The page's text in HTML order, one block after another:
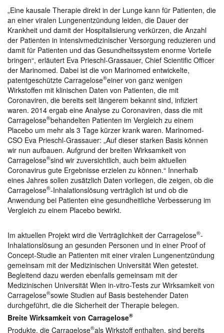
„Eine kausale Therapie direkt in der Lunge kann für Patienten, die
an einer viralen Lungenentzündung leiden, die Dauer der
Krankheit und damit der Hospitalisierung verkürzen, die Anzahl
der Patienten in intensivmedizinischer Versorgung reduzieren und
damit für Patienten und das Gesundheitssystem enorme Vorteile
bringen“, erläutert Eva Prieschl-Grassauer, Chief Scientific Officer
der Marinomed. Dabei ist die von Marinomed entwickelte,
patentgeschützte Carragelose®einer von ganz wenigen
Wirkstoffen mit klinischen Daten von Patienten, die mit
Coronaviren, die bereits seit längerem bekannt sind, infiziert
waren. 2014 ergab eine Analyse zu Coronaviren, dass die mit
Carragelose®behandelten Patienten im Vergleich zu einem
Placebo um mehr als 3 Tage kürzer krank waren. Marinomed-
CSO Eva Prieschl-Grassauer: „Auf dieser starken Basis können
wir nun aufbauen. Aufgrund der breiten Wirksamkeit von
Carragelose®sind wir zuversichtlich, auch beim aktuellen
Coronavirus gute Ergebnisse erzielen zu können.“ Innerhalb
eines Jahres sollen zusätzlich Daten vorliegen, die zeigen, ob die
Carragelose®-Inhalationslösung verträglich ist und ob die
Anwendung bei Patienten eine gesundheitliche Verbesserung im
Vergleich zu einem Placebo bewirkt.
Im aktuellen Projekt wird die Verträglichkeit der Carragelose®-
Inhalationslösung an gesunden Personen und in einer Proof of
Concept-Studie an Patienten mit einer viralen Lungenentzündung
gemeinsam mit der Medizinischen Universität Wien getestet.
Begleitend dazu werden ebenfalls gemeinsam mit der
Medizinischen Universität Wien in-vitro-Tests zur Wirksamkeit von
Carragelose®sowie Studien auf Basis bestehender Daten
durchgeführt, die die Sicherheit der Therapie belegen.
Breite Wirksamkeit von Carragelose®
Produkte, die Carragelose®als Wirkstoff enthalten, sind bereits